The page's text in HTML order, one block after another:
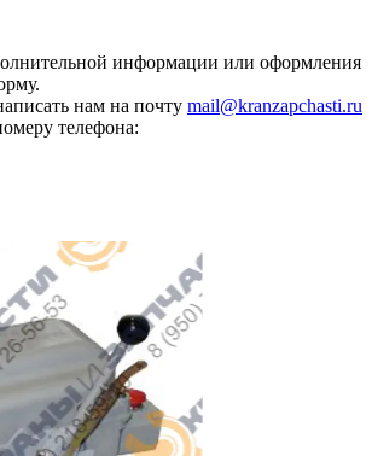
информации или оформления
нам на почту mail@kranzapchasti.ru
телефона: